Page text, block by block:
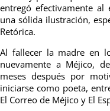
entregó efectivamente
una sólida ilustración,
Retórica.
Al fallecer la madre en
nuevamente a Méjico,
meses después por
iniciarse como poeta,
El Correo de Méjico y El